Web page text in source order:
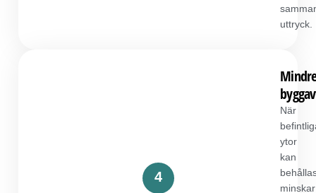
uttryck.
4
När
ytor
kan
minskar